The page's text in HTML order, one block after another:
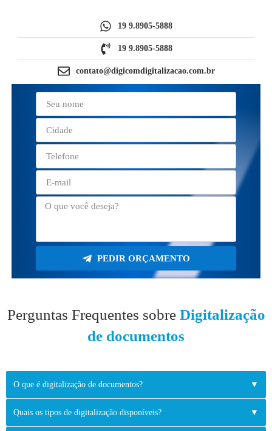
19 9.8905-5888
19 9.8905-5888
contato@digicomdigitalizacao.com.br
PEDIR ORÇAMENTO
Perguntas Frequentes sobre Digitalização
de documentos
O que é digitalização de documentos? ▼
Quais os tipos de digitalização disponíveis? ▼